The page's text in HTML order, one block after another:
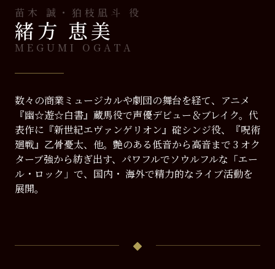
苗木 誠・狛枝凪斗 役
緒方 恵美
MEGUMI OGATA
数々の商業ミュージカルや劇団の舞台を経て、アニメ
『幽☆遊☆白書』蔵馬役で声優デビュー＆ブレイク。代
表作に『新世紀エヴァンゲリオン』碇シンジ役、『呪術
廻戦』乙骨憂太、他。艶のある低音から高音まで 3 オク
ターブ強から紡ぎ出す、パワフルでソウルフルな「エー
ル・ロック」で、国内・ 海外で精力的なライブ活動を
展開。